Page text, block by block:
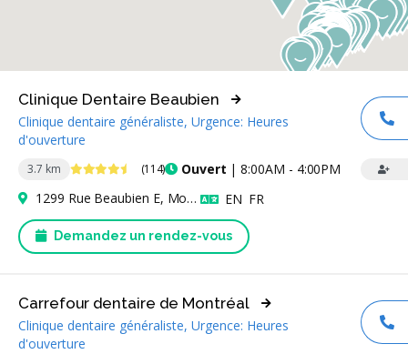
3.7 km 4.6 étoiles (114) Ouvert | 8:00AM - 4:00PM
Clinique Dentaire Beaubien
Clinique dentaire généraliste, Urgence: Heures
d'ouverture
Demandez un rendez-vous
1299 Rue Beaubien E, Montréal, QC H2S 1V1, Canada EN Anglais
FR
Carrefour dentaire de Montréal
Clinique dentaire généraliste, Urgence: Heures
d'ouverture